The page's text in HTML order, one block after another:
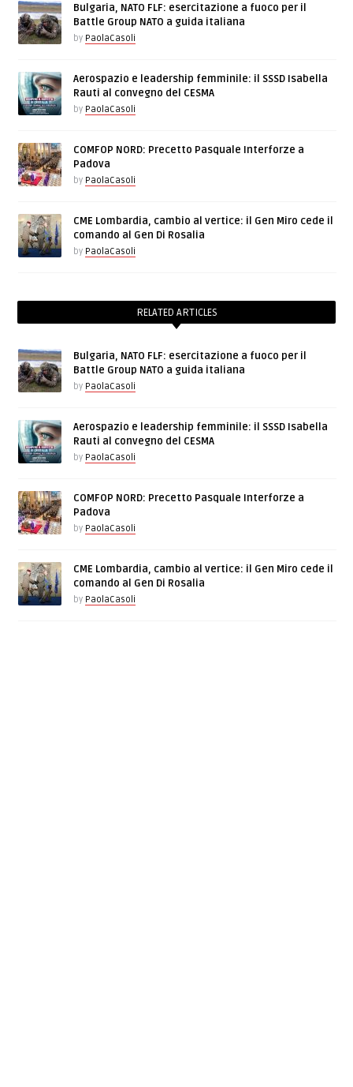
Bulgaria, NATO FLF: esercitazione a fuoco per il
Battle Group NATO a guida italiana
by PaolaCasoli
Aerospazio e leadership femminile: il SSSD Isabella
Rauti al convegno del CESMA
by PaolaCasoli
COMFOP NORD: Precetto Pasquale Interforze a
Padova
by PaolaCasoli
CME Lombardia, cambio al vertice: il Gen Miro cede il
comando al Gen Di Rosalia
by PaolaCasoli
RELATED ARTICLES
Bulgaria, NATO FLF: esercitazione a fuoco per il
Battle Group NATO a guida italiana
by PaolaCasoli
Aerospazio e leadership femminile: il SSSD Isabella
Rauti al convegno del CESMA
by PaolaCasoli
COMFOP NORD: Precetto Pasquale Interforze a
Padova
by PaolaCasoli
CME Lombardia, cambio al vertice: il Gen Miro cede il
comando al Gen Di Rosalia
by PaolaCasoli